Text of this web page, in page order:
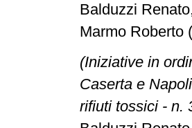
Balduzzi
Marmo Roberto
(Iniziative in
Caserta e
rifiuti tossici - n.